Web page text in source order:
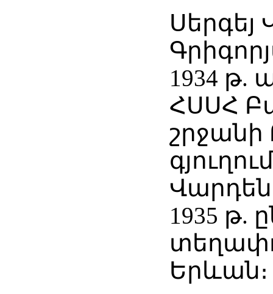
1934 թ.
ՀՍՍՀ
1935 թ.
Երևան։